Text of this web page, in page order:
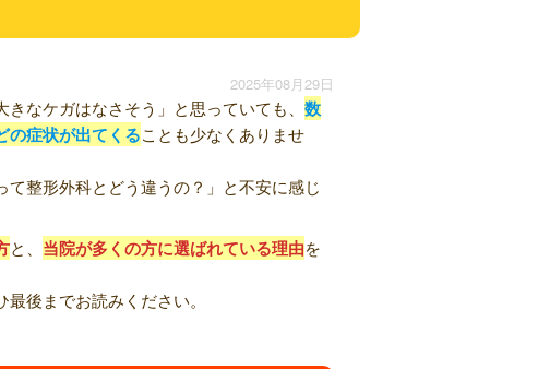
2025年08月29日
なケガはなさそう」と思っていても、 数
の症状が出てくることも少なくありませ
整形外科とどう違うの？」と不安に感じ
と、 当院が多くの方に選ばれている理由を
後までお読みください。